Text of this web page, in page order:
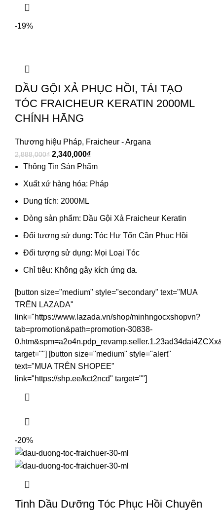
-19%
DẦU GỘI XẢ PHỤC HỒI, TÁI TẠO
TÓC FRAICHEUR KERATIN 2000ML
CHÍNH HÃNG
Thương hiệu Pháp, Fraicheur - Argana
2,888,000₫ 2,340,000₫
Thông Tin Sản Phẩm
Xuất xứ hàng hóa: Pháp
Dung tích: 2000ML
Dòng sản phẩm: Dầu Gội Xả Fraicheur Keratin
Đối tượng sử dụng: Tóc Hư Tổn Cần Phục Hồi
Đối tượng sử dụng: Mọi Loại Tóc
Chỉ tiêu: Không gây kích ứng da.
[button size="medium" style="secondary" text="MUA
TRÊN LAZADA"
link="https://www.lazada.vn/shop/minhngocxshopvn?
tab=promotion&path=promotion-30838-
target=""] [button size="medium" style="alert"
text="MUA TRÊN SHOPEE"
link="https://shp.ee/kct2ncd" target=""]
-20%
Tinh Dầu Dưỡng Tóc Phục Hồi Chuyên